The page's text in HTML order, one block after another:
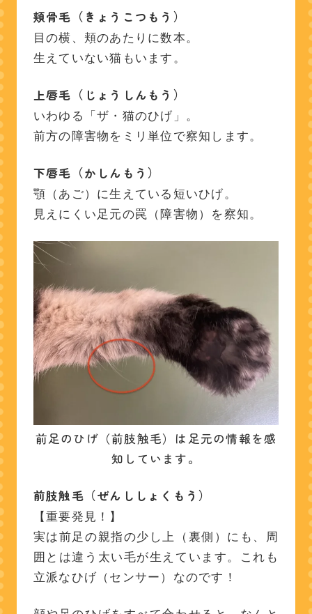
頬骨毛（きょうこつもう）
目の横、頬のあたりに数本。
生えていない猫もいます。
上唇毛（じょうしんもう）
いわゆる「ザ・猫のひげ」。
前方の障害物をミリ単位で察知します。
下唇毛（かしんもう）
顎（あご）に生えている短いひげ。
見えにくい足元の罠（障害物）を察知。
前足のひげ（前肢触毛）は足元の情報を感
知しています。
前肢触毛（ぜんししょくもう）
【重要発見！】
実は前足の親指の少し上（裏側）にも、周
囲とは違う太い毛が生えています。これも
立派なひげ（センサー）なのです！